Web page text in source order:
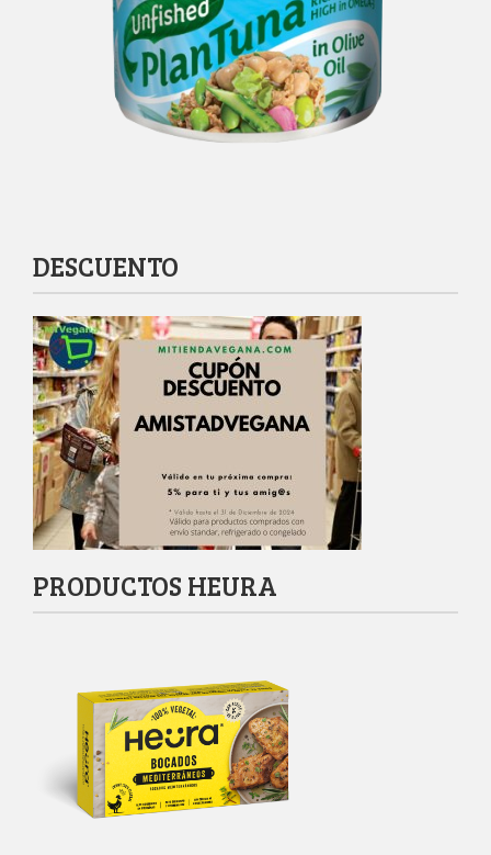
DESCUENTO
PRODUCTOS HEURA